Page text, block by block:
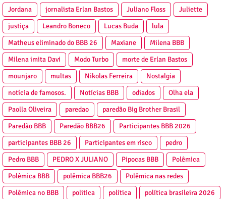
Jordana jornalista Erlan Bastos Juliano Floss
Juliette
justiça
Leandro Boneco Lucas Buda
lula
Matheus eliminado do BBB 26
Maxiane
Milena BBB
Milena imita Davi
Modo Turbo
morte de Erlan Bastos
mounjaro
multas Nikolas Ferreira
Nostalgia
notícia de famosos.
Notícias BBB odiados
Olha ela
Paolla Oliveira
paredao
paredão Big Brother Brasil
Paredão BBB
Paredão BBB26
Participantes BBB 2026
participantes BBB 26
Participantes em risco
pedro
Pedro BBB
PEDRO X JULIANO Pipocas BBB
Polêmica
Polêmica BBB
polêmica BBB26
Polêmica nas redes
Polêmica no BBB
politica política
política brasileira 2026